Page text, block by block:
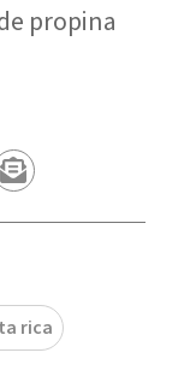
propina
rica